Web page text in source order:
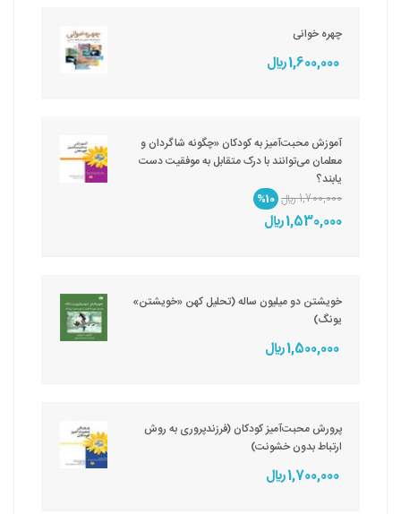
چهره خوانی
1,600,000 ريال
آموزش محبت‌آمیز به کودکان «چگونه شاگردان و
معلمان می‌توانند با درک متقابل به موفقیت دست
یابند؟
1,700,000 ريال
%10
1,530,000 ريال
خویشتن دو میلیون ساله (تحلیل کهن «خویشتن»
یونگ)
1,500,000 ريال
پرورش محبت‌آمیز کودکان (فرزندپروری به روش
ارتباط بدون خشونت)
1,700,000 ريال